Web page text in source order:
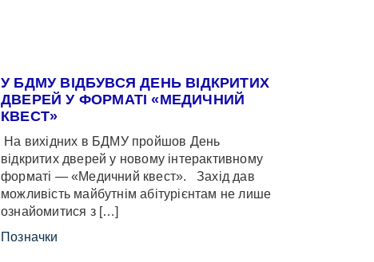
У БДМУ ВІДБУВСЯ ДЕНЬ ВІДКРИТИХ
ДВЕРЕЙ У ФОРМАТІ «МЕДИЧНИЙ
КВЕСТ»
На вихідних в БДМУ пройшов День
відкритих дверей у новому інтерактивному
форматі — «Медичний квест». Захід дав
можливість майбутнім абітурієнтам не лише
ознайомитися з […]
Позначки